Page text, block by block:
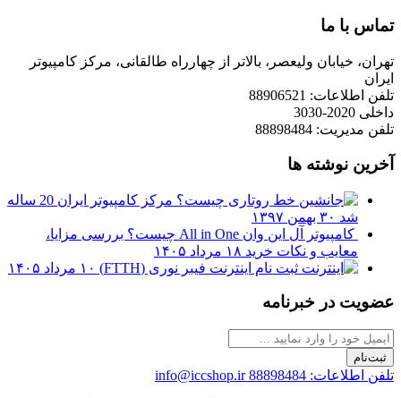
تماس با ما
تهران، خیابان ولیعصر، بالاتر از چهارراه طالقانی، مرکز کامپیوتر
ایران
تلفن اطلاعات: 88906521
داخلی 2020-3030
تلفن مدیریت: 88898484
آخرین نوشته ها
مرکز کامپیوتر ایران 20 ساله
شد ۳۰ بهمن ۱۳۹۷
کامپیوتر آل این وان All in One چیست؟ بررسی مزایا،
معایب و نکات خرید ۱۸ مرداد ۱۴۰۵
ثبت نام اینترنت فیبر نوری (FTTH)
۱۰ مرداد ۱۴۰۵
عضویت در خبرنامه
ثبت‌نام
تلفن اطلاعات: 88898484 info@iccshop.ir